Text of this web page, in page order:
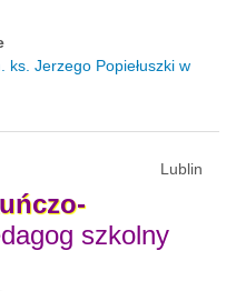
Jerzego Popiełuszki w
Lublin
szkolny